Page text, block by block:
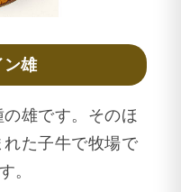
ン雄
雄です。そのほ
た子牛で牧場で
。